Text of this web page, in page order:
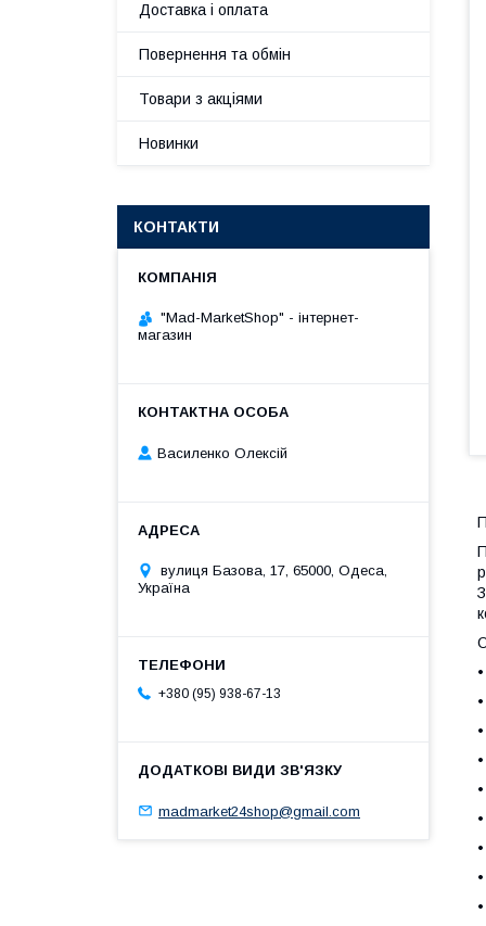
Доставка і оплата
Повернення та обмін
Товари з акціями
Новинки
КОНТАКТИ
"Mad-MarketShop" - інтернет-
магазин
Василенко Олексій
вулиця Базова, 17, 65000, Одеса,
Україна
+380 (95) 938-67-13
madmarket24shop@gmail.com